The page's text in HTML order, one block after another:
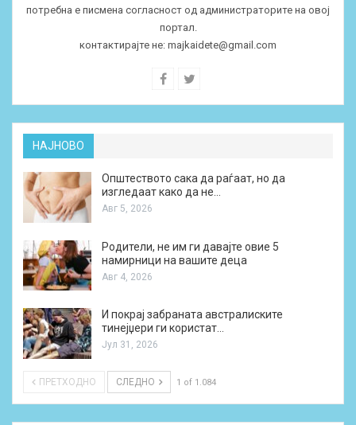
потребна е писмена согласност од администраторите на овој
портал.
контактирајте не: majkaidete@gmail.com
НАЈНОВО
Општеството сака да раѓаат, но да
изгледаат како да не…
Авг 5, 2026
Родители, не им ги давајте овие 5
намирници на вашите деца
Авг 4, 2026
И покрај забраната австралиските
тинејџери ги користат…
Јул 31, 2026
ПРЕТХОДНО СЛЕДНО 1 of 1.084